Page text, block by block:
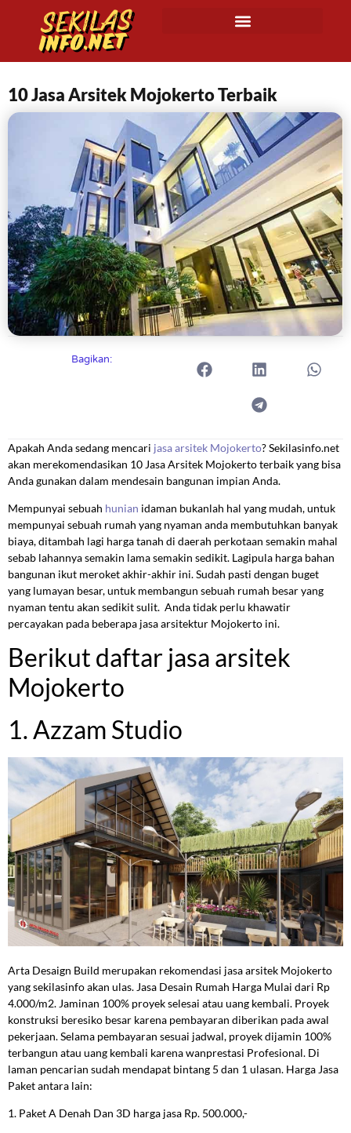
10 Jasa Arsitek Mojokerto Terbaik
Bagikan:
Apakah Anda sedang mencari jasa arsitek Mojokerto? Sekilasinfo.net
akan merekomendasikan 10 Jasa Arsitek Mojokerto terbaik yang bisa
Anda gunakan dalam mendesain bangunan impian Anda.
Mempunyai sebuah hunian idaman bukanlah hal yang mudah, untuk
mempunyai sebuah rumah yang nyaman anda membutuhkan banyak
biaya, ditambah lagi harga tanah di daerah perkotaan semakin mahal
sebab lahannya semakin lama semakin sedikit. Lagipula harga bahan
bangunan ikut meroket akhir-akhir ini. Sudah pasti dengan buget
yang lumayan besar, untuk membangun sebuah rumah besar yang
nyaman tentu akan sedikit sulit. Anda tidak perlu khawatir
percayakan pada beberapa jasa arsitektur Mojokerto ini.
Berikut daftar jasa arsitek
Mojokerto
1. Azzam Studio
Arta Desaign Build merupakan rekomendasi jasa arsitek Mojokerto
yang sekilasinfo akan ulas. Jasa Desain Rumah Harga Mulai dari Rp
4.000/m2. Jaminan 100% proyek selesai atau uang kembali. Proyek
konstruksi beresiko besar karena pembayaran diberikan pada awal
pekerjaan. Selama pembayaran sesuai jadwal, proyek dijamin 100%
terbangun atau uang kembali karena wanprestasi Profesional. Di
laman pencarian sudah mendapat bintang 5 dan 1 ulasan. Harga Jasa
Paket antara lain:
1. Paket A Denah Dan 3D harga jasa Rp. 500.000,-